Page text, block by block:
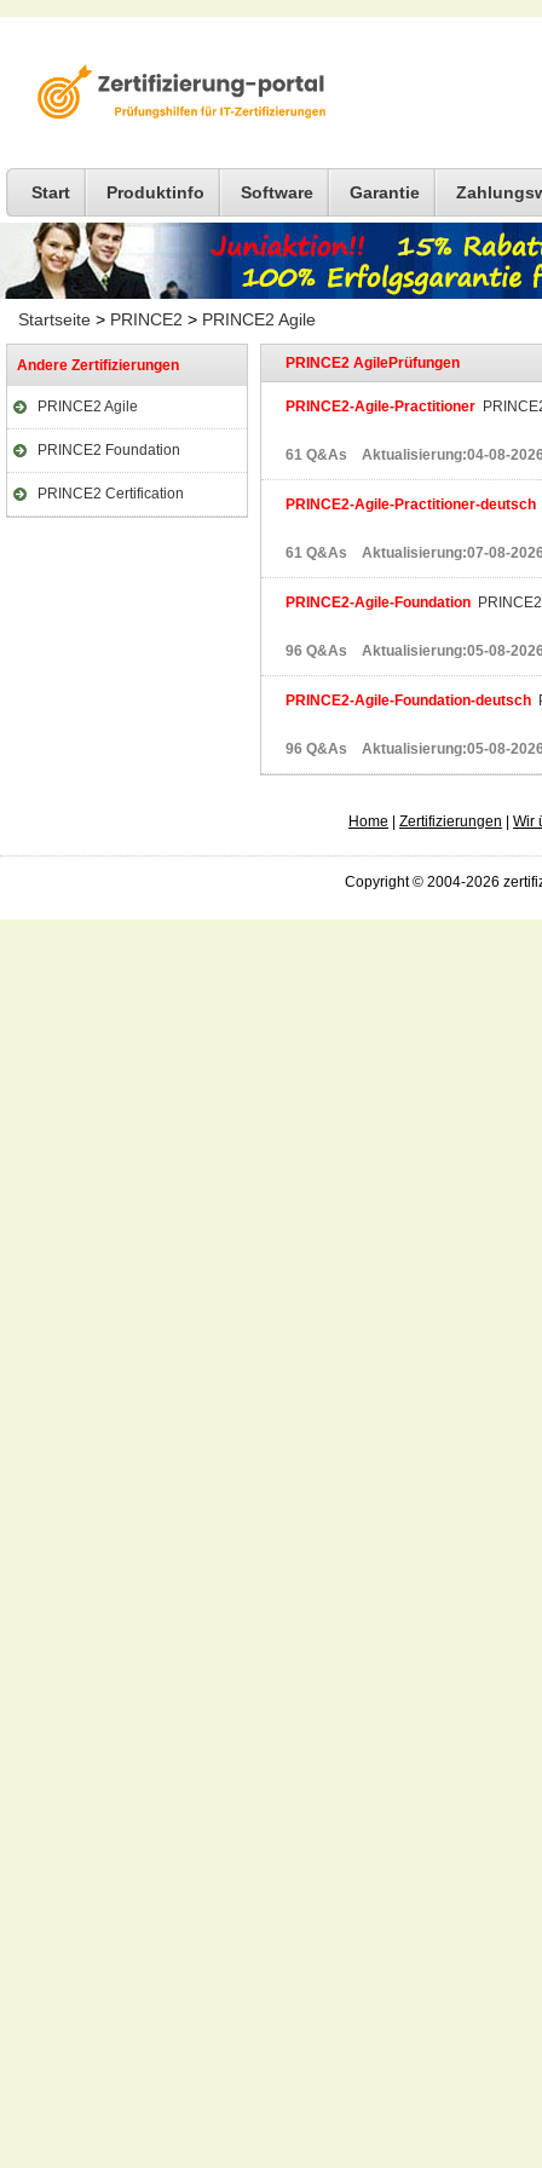
Start Produktinfo Software Garantie
Startseite > PRINCE2 > PRINCE2 Agile
Andere Zertifizierungen
PRINCE2 Agile
PRINCE2 Foundation
PRINCE2 Certification
PRINCE2 AgilePrüfungen
PRINCE2-Agile-Practitioner
61 Q&As Aktualisierung:04-08-
PRINCE2-Agile-Practitioner-deutsch
61 Q&As Aktualisierung:07-08-
PRINCE2-Agile-Foundation
96 Q&As Aktualisierung:05-08-
PRINCE2-Agile-Foundation-deutsch
96 Q&As Aktualisierung:05-08-
Home Zertifizierungen Wir
Copyright © 2004-2026